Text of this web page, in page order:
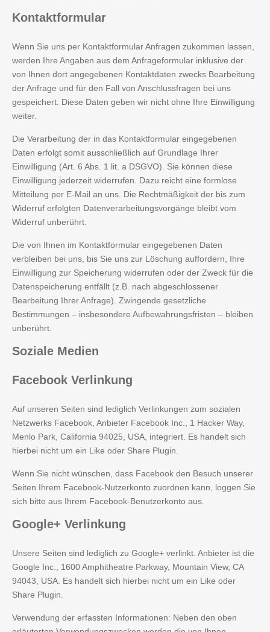
Kontaktformular
Wenn Sie uns per Kontaktformular Anfragen zukommen lassen,
werden Ihre Angaben aus dem Anfrageformular inklusive der
von Ihnen dort angegebenen Kontaktdaten zwecks Bearbeitung
der Anfrage und für den Fall von Anschlussfragen bei uns
gespeichert. Diese Daten geben wir nicht ohne Ihre Einwilligung
weiter.
Die Verarbeitung der in das Kontaktformular eingegebenen
Daten erfolgt somit ausschließlich auf Grundlage Ihrer
Einwilligung (Art. 6 Abs. 1 lit. a DSGVO). Sie können diese
Einwilligung jederzeit widerrufen. Dazu reicht eine formlose
Mitteilung per E-Mail an uns. Die Rechtmäßigkeit der bis zum
Widerruf erfolgten Datenverarbeitungsvorgänge bleibt vom
Widerruf unberührt.
Die von Ihnen im Kontaktformular eingegebenen Daten
verbleiben bei uns, bis Sie uns zur Löschung auffordern, Ihre
Einwilligung zur Speicherung widerrufen oder der Zweck für die
Datenspeicherung entfällt (z.B. nach abgeschlossener
Bearbeitung Ihrer Anfrage). Zwingende gesetzliche
Bestimmungen – insbesondere Aufbewahrungsfristen – bleiben
unberührt.
Soziale Medien
Facebook Verlinkung
Auf unseren Seiten sind lediglich Verlinkungen zum sozialen
Netzwerks Facebook, Anbieter Facebook Inc., 1 Hacker Way,
Menlo Park, California 94025, USA, integriert. Es handelt sich
hierbei nicht um ein Like oder Share Plugin.
Wenn Sie nicht wünschen, dass Facebook den Besuch unserer
Seiten Ihrem Facebook-Nutzerkonto zuordnen kann, loggen Sie
sich bitte aus Ihrem Facebook-Benutzerkonto aus.
Google+ Verlinkung
Unsere Seiten sind lediglich zu Google+ verlinkt. Anbieter ist die
Google Inc., 1600 Amphitheatre Parkway, Mountain View, CA
94043, USA. Es handelt sich hierbei nicht um ein Like oder
Share Plugin.
Verwendung der erfassten Informationen: Neben den oben